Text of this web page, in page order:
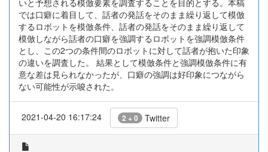
いと予想される模倣要素を調査することを目的とする。本稿
では口癖に着目して、話者の発話をそのまま繰り返して模倣
するロボットを模倣条件、話者の発話をそのまま繰り返して
模倣しながら話者の口癖を強調するロボットを強調模倣条件
とし、この2つの条件間のロボットに対して話者が抱いた印象
の違いを調査した。 結果として模倣条件と強調模倣条件に有
意な差は見られなかったが、口癖の強調は好印象につながら
ない可能性が示唆された。
2021-04-20 16:17:24 2 + 0 Twitter